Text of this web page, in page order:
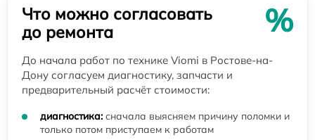
Что можно согласовать
до ремонта
%
До начала работ по технике Viomi в Ростове-на-
Дону согласуем диагностику, запчасти и
предварительный расчёт стоимости:
диагностика: сначала выясняем причину поломки и
только потом приступаем к работам